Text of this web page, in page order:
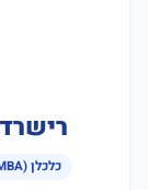
כלכלן (MBA)